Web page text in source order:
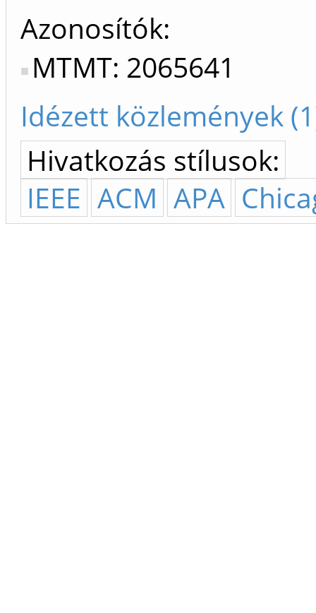
Azonosítók
MTMT: 2065641
Idézett közlemények
Hivatkozás stílusok:
IEEE ACM APA